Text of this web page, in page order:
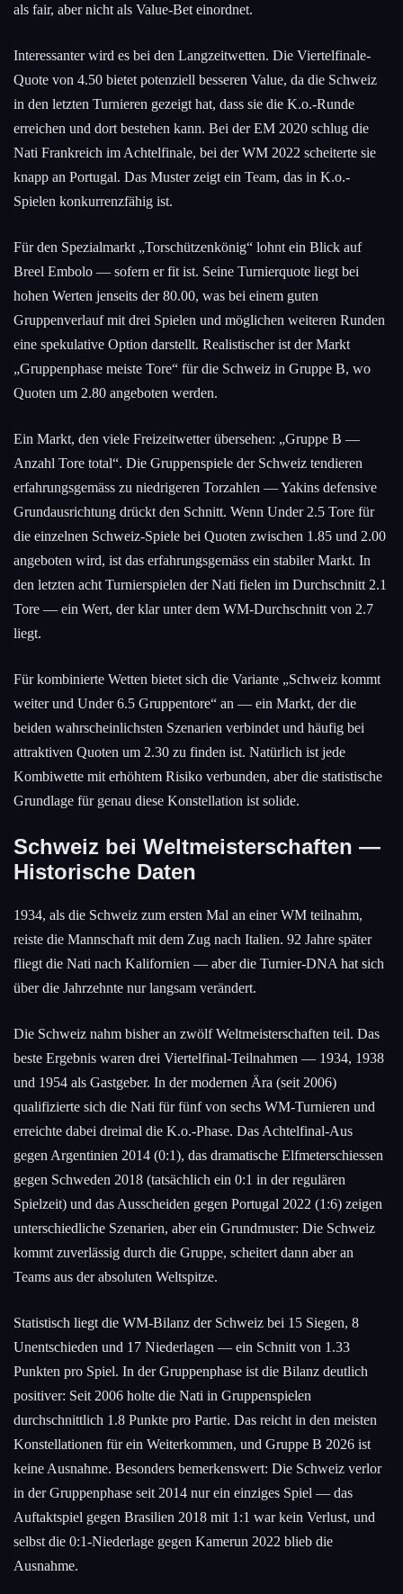
als fair, aber nicht als Value-Bet einordnet.
Interessanter wird es bei den Langzeitwetten. Die Viertelfinale-
Quote von 4.50 bietet potenziell besseren Value, da die Schweiz
in den letzten Turnieren gezeigt hat, dass sie die K.o.-Runde
erreichen und dort bestehen kann. Bei der EM 2020 schlug die
Nati Frankreich im Achtelfinale, bei der WM 2022 scheiterte sie
knapp an Portugal. Das Muster zeigt ein Team, das in K.o.-
Spielen konkurrenzfähig ist.
Für den Spezialmarkt „Torschützenkönig“ lohnt ein Blick auf
Breel Embolo — sofern er fit ist. Seine Turnierquote liegt bei
hohen Werten jenseits der 80.00, was bei einem guten
Gruppenverlauf mit drei Spielen und möglichen weiteren Runden
eine spekulative Option darstellt. Realistischer ist der Markt
„Gruppenphase meiste Tore“ für die Schweiz in Gruppe B, wo
Quoten um 2.80 angeboten werden.
Ein Markt, den viele Freizeitwetter übersehen: „Gruppe B —
Anzahl Tore total“. Die Gruppenspiele der Schweiz tendieren
erfahrungsgemäss zu niedrigeren Torzahlen — Yakins defensive
Grundausrichtung drückt den Schnitt. Wenn Under 2.5 Tore für
die einzelnen Schweiz-Spiele bei Quoten zwischen 1.85 und 2.00
angeboten wird, ist das erfahrungsgemäss ein stabiler Markt. In
den letzten acht Turnierspielen der Nati fielen im Durchschnitt 2.1
Tore — ein Wert, der klar unter dem WM-Durchschnitt von 2.7
liegt.
Für kombinierte Wetten bietet sich die Variante „Schweiz kommt
weiter und Under 6.5 Gruppentore“ an — ein Markt, der die
beiden wahrscheinlichsten Szenarien verbindet und häufig bei
attraktiven Quoten um 2.30 zu finden ist. Natürlich ist jede
Kombiwette mit erhöhtem Risiko verbunden, aber die statistische
Grundlage für genau diese Konstellation ist solide.
Schweiz bei Weltmeisterschaften —
Historische Daten
1934, als die Schweiz zum ersten Mal an einer WM teilnahm,
reiste die Mannschaft mit dem Zug nach Italien. 92 Jahre später
fliegt die Nati nach Kalifornien — aber die Turnier-DNA hat sich
über die Jahrzehnte nur langsam verändert.
Die Schweiz nahm bisher an zwölf Weltmeisterschaften teil. Das
beste Ergebnis waren drei Viertelfinal-Teilnahmen — 1934, 1938
und 1954 als Gastgeber. In der modernen Ära (seit 2006)
qualifizierte sich die Nati für fünf von sechs WM-Turnieren und
erreichte dabei dreimal die K.o.-Phase. Das Achtelfinal-Aus
gegen Argentinien 2014 (0:1), das dramatische Elfmeterschiessen
gegen Schweden 2018 (tatsächlich ein 0:1 in der regulären
Spielzeit) und das Ausscheiden gegen Portugal 2022 (1:6) zeigen
unterschiedliche Szenarien, aber ein Grundmuster: Die Schweiz
kommt zuverlässig durch die Gruppe, scheitert dann aber an
Teams aus der absoluten Weltspitze.
Statistisch liegt die WM-Bilanz der Schweiz bei 15 Siegen, 8
Unentschieden und 17 Niederlagen — ein Schnitt von 1.33
Punkten pro Spiel. In der Gruppenphase ist die Bilanz deutlich
positiver: Seit 2006 holte die Nati in Gruppenspielen
durchschnittlich 1.8 Punkte pro Partie. Das reicht in den meisten
Konstellationen für ein Weiterkommen, und Gruppe B 2026 ist
keine Ausnahme. Besonders bemerkenswert: Die Schweiz verlor
in der Gruppenphase seit 2014 nur ein einziges Spiel — das
Auftaktspiel gegen Brasilien 2018 mit 1:1 war kein Verlust, und
selbst die 0:1-Niederlage gegen Kamerun 2022 blieb die
Ausnahme.